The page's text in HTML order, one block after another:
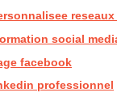
social
facebook
professionnel